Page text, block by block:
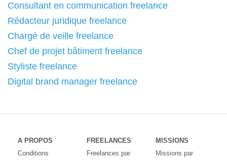
Consultant en communication freelance
Rédacteur juridique freelance
Chargé de veille freelance
Chef de projet bâtiment freelance
Styliste freelance
Digital brand manager freelance
A PROPOS
Conditions
FREELANCES
Freelances par
MISSIONS
Missions par